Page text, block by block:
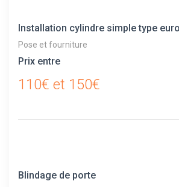
Installation cylindre simple type
Pose et fourniture
Prix entre
110€ et 150€
Blindage de porte